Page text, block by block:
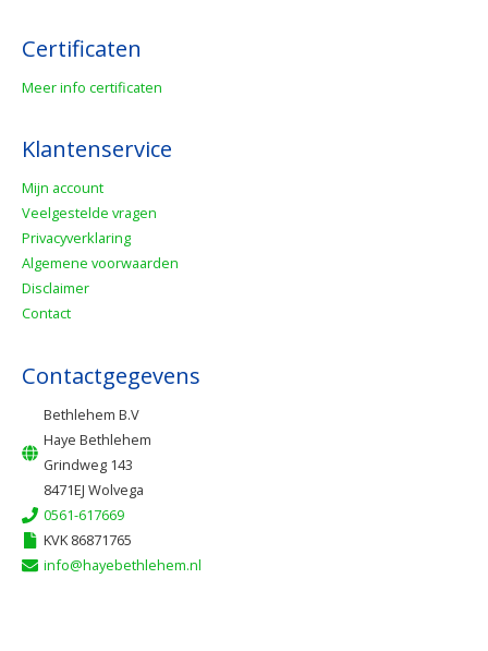
Certificaten
Meer info certificaten
Klantenservice
Mijn account
Veelgestelde vragen
Privacyverklaring
Algemene voorwaarden
Disclaimer
Contact
Contactgegevens
Bethlehem B.V
Haye Bethlehem
Grindweg 143
8471EJ Wolvega
0561-617669
KVK 86871765
info@hayebethlehem.nl